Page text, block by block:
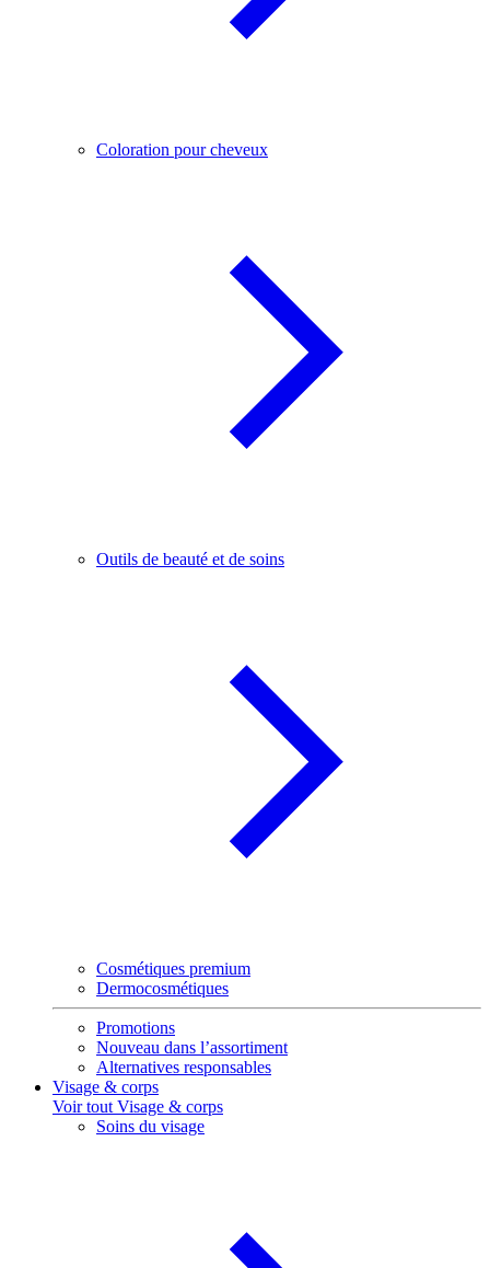
Coloration pour cheveux
Outils de beauté et de soins
Cosmétiques premium
Dermocosmétiques
Promotions
Nouveau dans l’assortiment
Alternatives responsables
Visage & corps
Voir tout Visage & corps
Soins du visage